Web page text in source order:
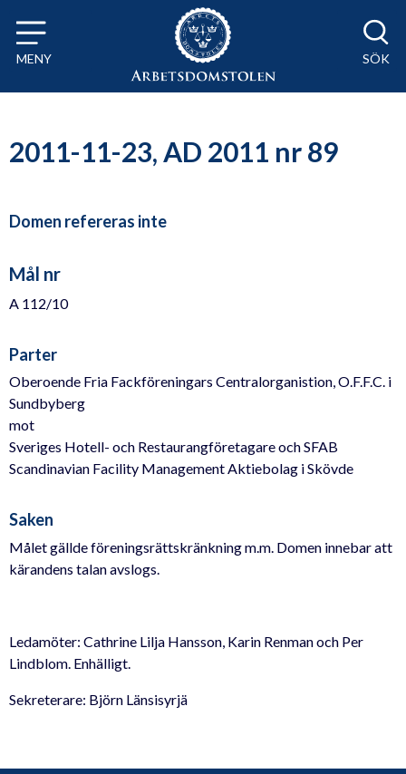
Till innehåll på sidan x
MENY SÖK
2011-11-23, AD 2011 nr 89
Domen refereras inte
Mål nr
A 112/10
Parter
Oberoende Fria Fackföreningars Centralorganistion, O.F.F.C. i
Sundbyberg
mot
Sveriges Hotell- och Restaurangföretagare och SFAB
Scandinavian Facility Management Aktiebolag i Skövde
Saken
Målet gällde föreningsrättskränkning m.m. Domen innebar att
kärandens talan avslogs.
Ledamöter: Cathrine Lilja Hansson, Karin Renman och Per
Lindblom. Enhälligt.
Sekreterare: Björn Länsisyrjä